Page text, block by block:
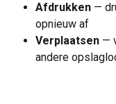
Afdrukken —
opnieuw af
Verplaatsen —
andere